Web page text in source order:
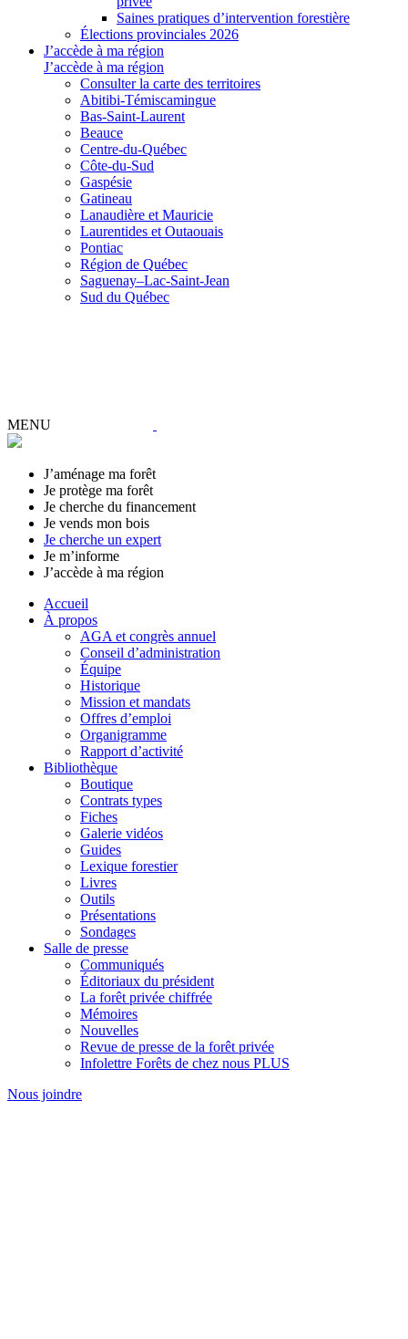
Saines pratiques d’intervention forestière
Élections provinciales 2026
J’accède à ma région
J’accède à ma région
Consulter la carte des territoires
Abitibi-Témiscamingue
Bas-Saint-Laurent
Beauce
Centre-du-Québec
Côte-du-Sud
Gaspésie
Gatineau
Lanaudière et Mauricie
Laurentides et Outaouais
Pontiac
Région de Québec
Saguenay–Lac-Saint-Jean
Sud du Québec
MENU
J’aménage ma forêt
Je protège ma forêt
Je cherche du financement
Je vends mon bois
Je cherche un expert
Je m’informe
J’accède à ma région
Accueil
À propos
AGA et congrès annuel
Conseil d’administration
Équipe
Historique
Mission et mandats
Offres d’emploi
Organigramme
Rapport d’activité
Bibliothèque
Boutique
Contrats types
Fiches
Galerie vidéos
Guides
Lexique forestier
Livres
Outils
Présentations
Sondages
Salle de presse
Communiqués
Éditoriaux du président
La forêt privée chiffrée
Mémoires
Nouvelles
Revue de presse de la forêt privée
Infolettre Forêts de chez nous PLUS
Nous joindre